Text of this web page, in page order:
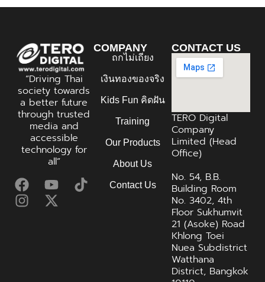
“Driving Thai
society towards
a better future
through trusted
media and
accessible
technology for
all”
COMPANY
ถกไม่เถียง
เงินทองของจริง
Kids Fun คิดฝัน
Training
Our Products
About Us
Contact Us
CONTACT US
TERO Digital
Company
Limited (Head
Office)
No. 54, B.B.
Building Room
No. 3402, 4th
Floor Sukhumvit
21 (Asoke) Road
Khlong Toei
Nuea Subdistrict
Watthana
District, Bangkok